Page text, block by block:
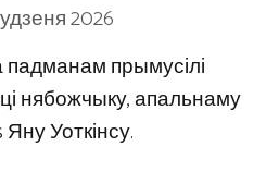
2026
прымусілі
нябожчыку, апальнаму
Уоткінсу.